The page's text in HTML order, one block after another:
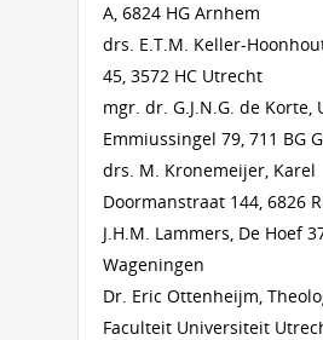
A, 6824 HG Arnhem
drs. E.T.M. Keller-
45, 3572 HC Utrecht
mgr. dr. G.J.N.G. de Korte,
Emmiussingel 79, 711 BG
drs. M. Kronemeijer, Karel
Doormanstraat 144, 6826
J.H.M. Lammers, De Hoef
Wageningen
Dr. Eric Ottenheijm,
Faculteit Universiteit